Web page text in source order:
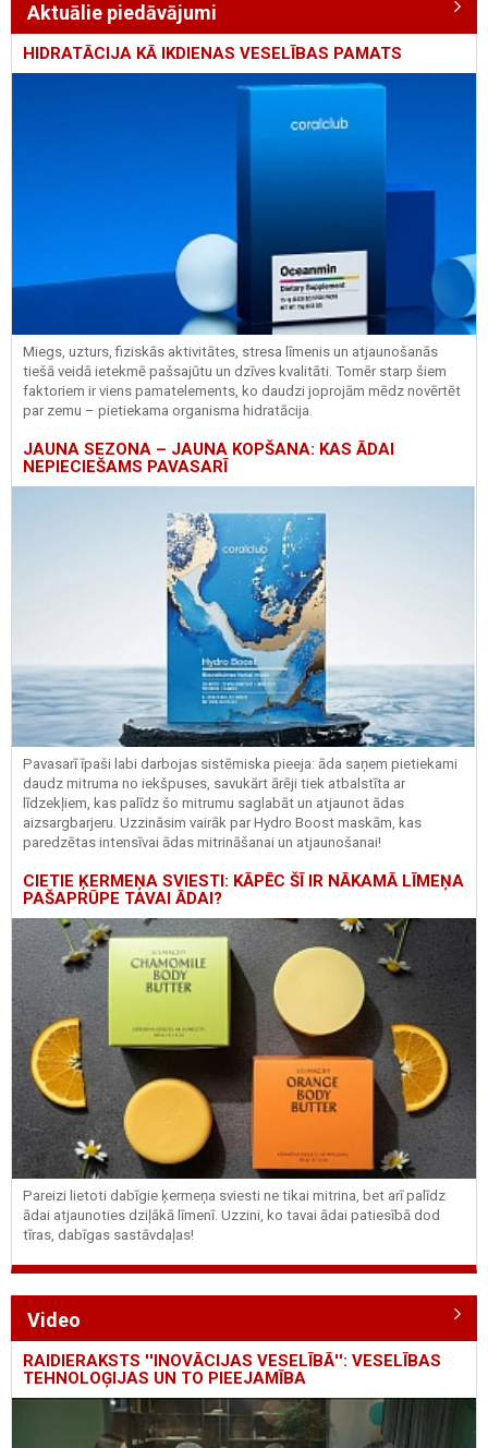
Aktuālie piedāvājumi
HIDRATĀCIJA KĀ IKDIENAS VESELĪBAS PAMATS
Miegs, uzturs, fiziskās aktivitātes, stresa līmenis un atjaunošanās
tiešā veidā ietekmē pašsajūtu un dzīves kvalitāti. Tomēr starp šiem
faktoriem ir viens pamatelements, ko daudzi joprojām mēdz novērtēt
par zemu – pietiekama organisma hidratācija.
JAUNA SEZONA – JAUNA KOPŠANA: KAS ĀDAI
NEPIECIEŠAMS PAVASARĪ
Pavasarī īpaši labi darbojas sistēmiska pieeja: āda saņem pietiekami
daudz mitruma no iekšpuses, savukārt ārēji tiek atbalstīta ar
līdzekļiem, kas palīdz šo mitrumu saglabāt un atjaunot ādas
aizsargbarjeru. Uzzināsim vairāk parHydro Boost maskām, kas
paredzētas intensīvai ādas mitrināšanai un atjaunošanai!
CIETIE ĶERMEŅA SVIESTI: KĀPĒC ŠĪ IR NĀKAMĀ LĪMEŅA
PAŠAPRŪPE TAVAI ĀDAI?
Pareizi lietoti dabīgie ķermeņa sviesti ne tikai mitrina, bet arī palīdz
ādai atjaunoties dziļākā līmenī. Uzzini, ko tavai ādai patiesībā dod
tīras, dabīgas sastāvdaļas!
Video
RAIDIERAKSTS ''INOVĀCIJAS VESELĪBĀ'': VESELĪBAS
TEHNOLOĢIJAS UN TO PIEEJAMĪBA